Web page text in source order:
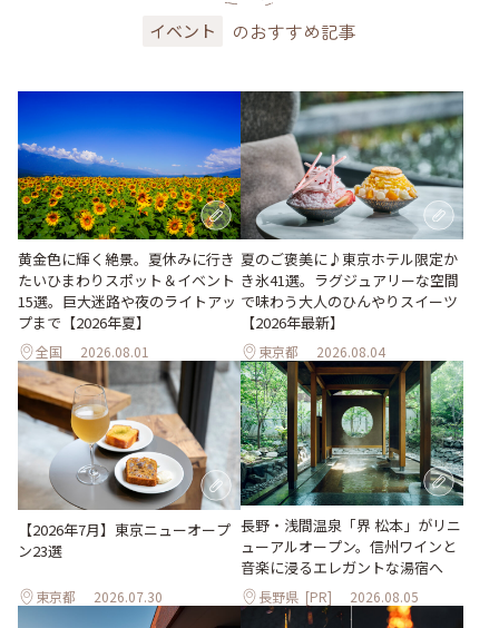
イベント のおすすめ記事
黄金色に輝く絶景。夏休みに行き
たいひまわりスポット＆イベント
15選。巨大迷路や夜のライトアッ
プまで【2026年夏】
全国 2026.08.01
夏のご褒美に♪東京ホテル限定か
き氷41選。ラグジュアリーな空間
で味わう大人のひんやりスイーツ
【2026年最新】
東京都 2026.08.04
【2026年7月】東京ニューオープ
ン23選
東京都 2026.07.30
長野・浅間温泉「界 松本」がリニ
ューアルオープン。信州ワインと
音楽に浸るエレガントな湯宿へ
長野県 [PR] 2026.08.05